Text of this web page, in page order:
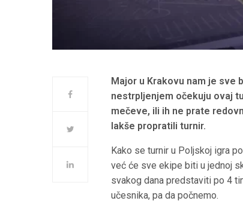
Major u Krakovu nam je sve
nestrpljenjem očekuju ovaj
mečeve, ili ih ne prate
lakše propratili turnir.
Kako se turnir u Poljskoj igra
već će sve ekipe biti u jednoj
svakog dana predstaviti po 4
učesnika, pa da počnemo.